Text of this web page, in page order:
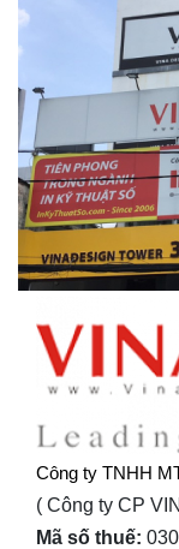
Công ty TNHH
( Công ty CP
Mã số thuế: